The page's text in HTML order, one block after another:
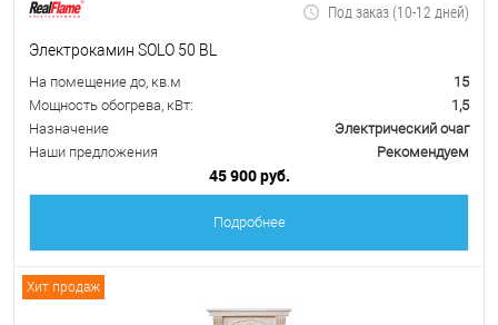
Под заказ (10-12 дней)
Электрокамин SOLO 50 BL
На помещение до, кв.м
15
Мощность обогрева, кВт:
1,5
Назначение
Электрический очаг
Наши предложения
Рекомендуем
45 900 руб.
Подробнее
Хит продаж